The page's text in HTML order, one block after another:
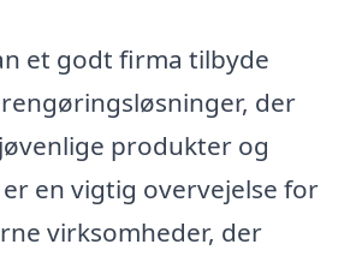
et godt firma tilbyde
der
produkter og
en vigtig overvejelse for
virksomheder, der